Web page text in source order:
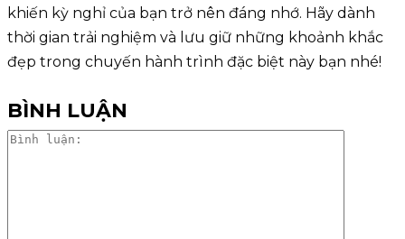
khiến kỳ nghỉ của bạn trở nên đáng nhớ. Hãy dành
thời gian trải nghiệm và lưu giữ những khoảnh khắc
đẹp trong chuyến hành trình đặc biệt này bạn nhé!
BÌNH LUẬN